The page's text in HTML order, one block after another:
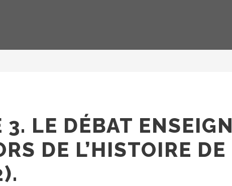
LE DÉBAT
DE L’HISTOIRE DE